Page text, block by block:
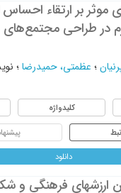
موثر بر ارتقاء احساس
در طراحی
؛ عظمتی، حمیدرضا ؛
کلیدواژه
دانلود
ارزشهای فرهنگی و